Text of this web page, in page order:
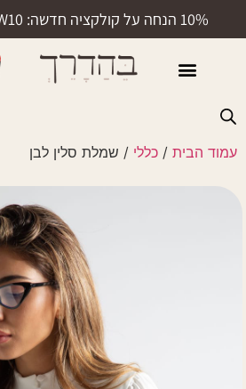
10% הנחה על קולקציה חדשה: NEW10
עמוד הבית / כללי / שמלת סלין לבן